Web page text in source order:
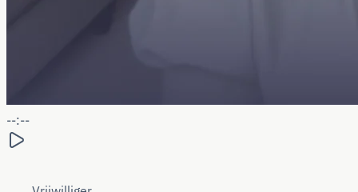
--:--